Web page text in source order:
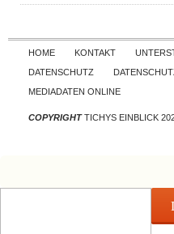
HOME KONTAKT
DATENSCHUTZ
MEDIADATEN ONLINE
COPYRIGHTTICHYS EINBLICK